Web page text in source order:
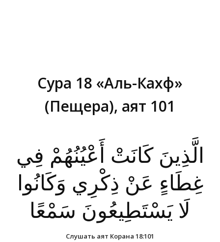
Сура 18 «Аль-Кахф»
(Пещера), аят 101
الَّذِينَ كَانَتْ أَعْيُنُهُمْ فِي
غِطَاءٍ عَنْ ذِكْرِي وَكَانُوا
لَا يَسْتَطِيعُونَ سَمْعًا
Слушать аят Корана 18:101